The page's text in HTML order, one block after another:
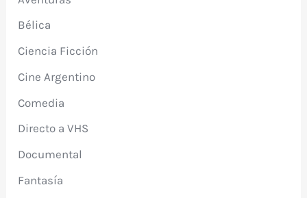
Bélica
Ciencia Ficción
Cine Argentino
Comedia
Directo a VHS
Documental
Fantasía